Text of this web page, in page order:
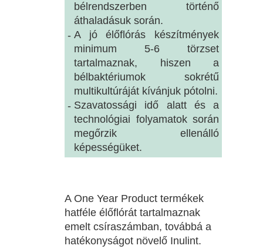
bélrendszerben történő
áthaladásuk során.
- A jó élőflórás készítmények
minimum 5-6 törzset
tartalmaznak, hiszen a
bélbaktériumok sokrétű
multikultúráját kívánjuk pótolni.
- Szavatossági idő alatt és a
technológiai folyamatok során
megőrzik ellenálló
képességüket.
A One Year Product termékek
hatféle élőflórát tartalmaznak
emelt csíraszámban, továbbá a
hatékonyságot növelő Inulint.